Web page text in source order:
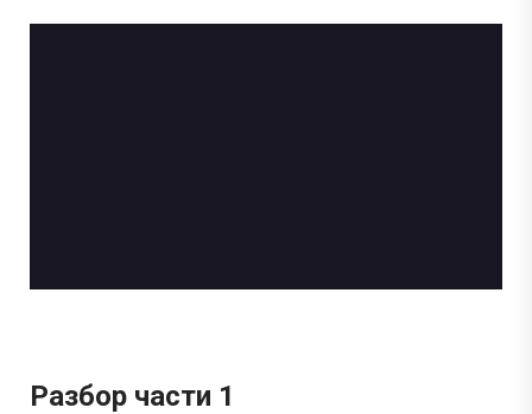
Разбор части 1